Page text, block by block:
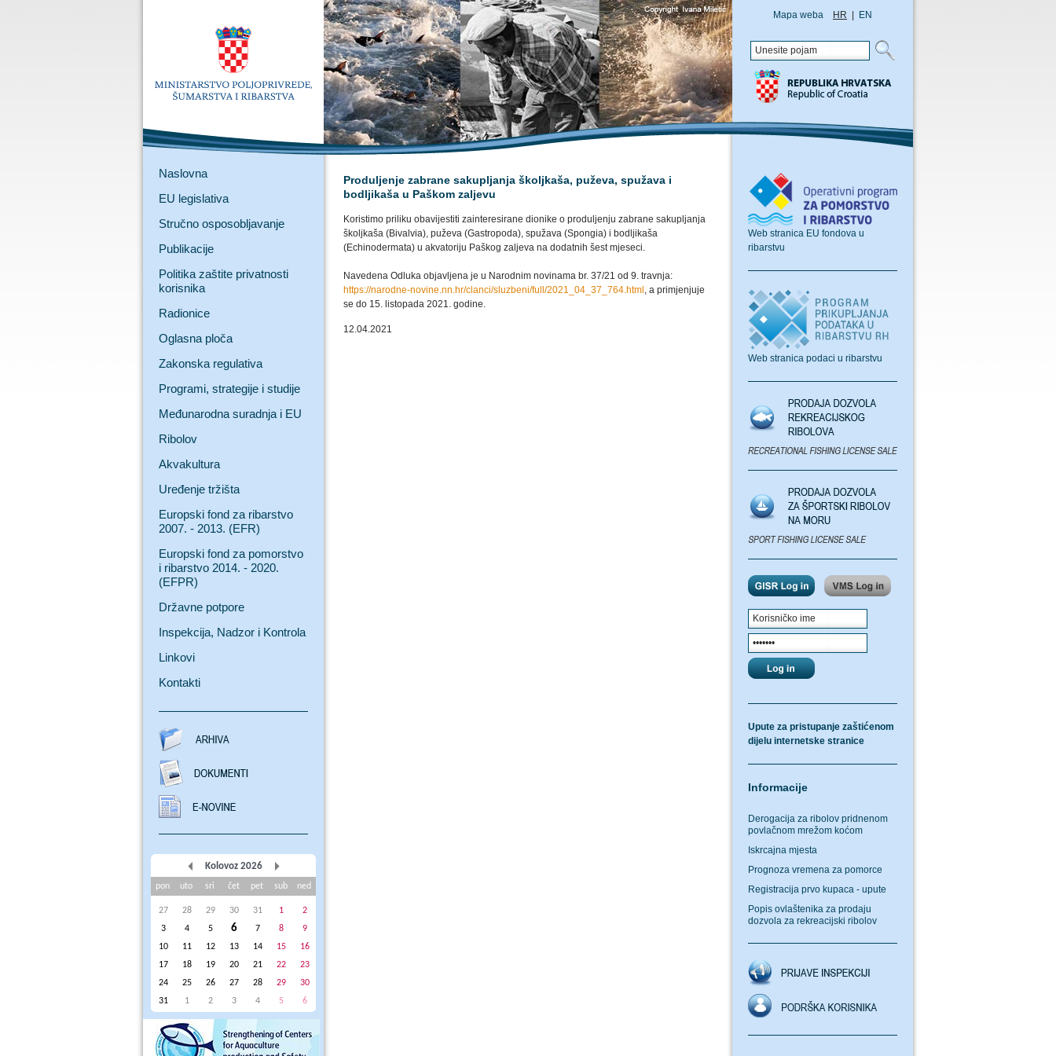
Mapa weba HR EN
Naslovna
EU legislativa
Stručno osposobljavanje
Publikacije
Politika zaštite privatnosti
korisnika
Radionice
Oglasna ploča
Zakonska regulativa
Programi, strategije i studije
Međunarodna suradnja i EU
Ribolov
Akvakultura
Uređenje tržišta
Europski fond za ribarstvo
2007. - 2013. (EFR)
Europski fond za pomorstvo
i ribarstvo 2014. - 2020.
(EFPR)
Državne potpore
Inspekcija, Nadzor i Kontrola
Linkovi
Kontakti
Kolovoz 2026
pon uto sri čet pet sub ned
27 28 29 30 31 1
2
3
4 5 6 7 8
9
10
11 12 13 14 15
16
17
18 19 20 21 22
23
24
25 26 27 28 29
30
31
1 2 3 4 5 6
Produljenje zabrane sakupljanja školjkaša, puževa, spužava i
bodljikaša u Paškom zaljevu
Koristimo priliku obavijestiti zainteresirane dionike o produljenju zabrane sakupljanja
školjkaša (Bivalvia), puževa (Gastropoda), spužava (Spongia) i bodljikaša
(Echinodermata) u akvatoriju Paškog zaljeva na dodatnih šest mjeseci.
Navedena Odluka objavljena je u Narodnim novinama br. 37/21 od 9. travnja:
https://narodne-novine.nn.hr/clanci/sluzbeni/full/2021_04_37_764.html , a primjenjuje
se do 15. listopada 2021. godine.
12.04.2021
Web stranica EU fondova u
ribarstvu
Web stranica podaci u ribarstvu
Upute za pristupanje zaštićenom
dijelu internetske stranice
Informacije
Derogacija za ribolov pridnenom
povlačnom mrežom koćom
Iskrcajna mjesta
Prognoza vremena za pomorce
Registracija prvo kupaca - upute
Popis ovlaštenika za prodaju
dozvola za rekreacijski ribolov